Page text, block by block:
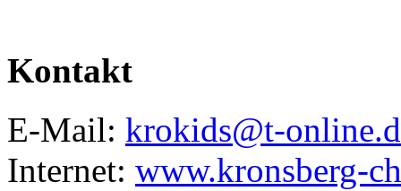
Kontakt
E-Mail: krokids@t-
Internet: www.kronsberg-